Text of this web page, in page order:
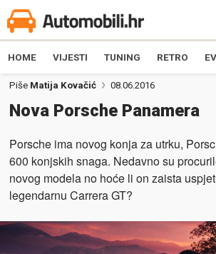
HOME VIJESTI TUNING RETRO
Piše Matija Kovačić 08.06.2016
Nova Porsche Panamera
Porsche ima novog konja za utrku,
600 konjskih snaga. Nedavno su
novog modela no hoće li on zaista
legendarnu Carrera GT?